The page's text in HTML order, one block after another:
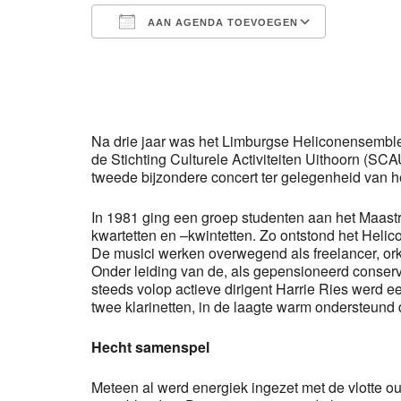
AAN AGENDA TOEVOEGEN
Na drie jaar was het Limburgse
de Stichting Culturele Activiteiten Uithoorn
tweede bijzondere concert ter gelegenheid van
In 1981 ging een groep studenten aan het
kwartetten en –kwintetten. Zo ontstond het
De musici werken overwegend als freelancer,
Onder leiding van de, als gepensioneerd
steeds volop actieve dirigent Harrie Ries werd
twee klarinetten, in de laagte warm
Hecht samenspel
Meteen al werd energiek ingezet met de vlotte